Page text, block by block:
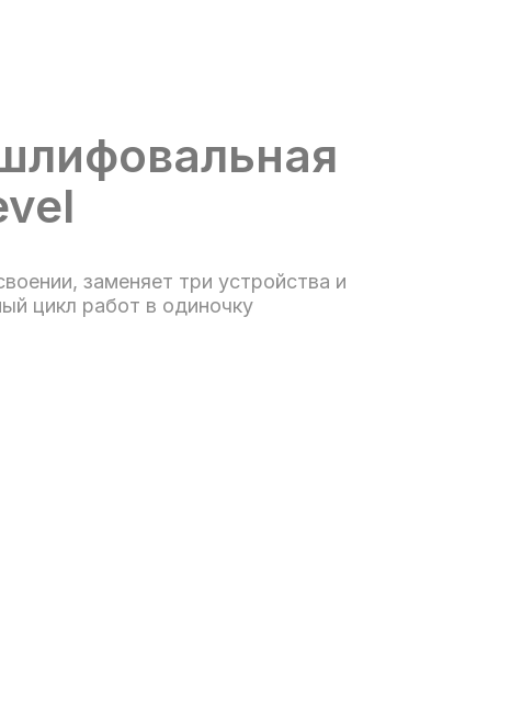
заменяет три устройства и
цикл работ в одиночку